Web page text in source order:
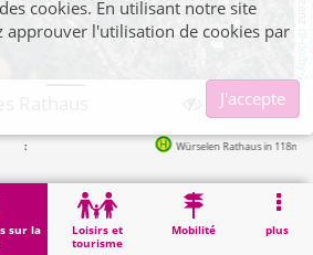
dl-de/by-2-0
sur la
Loisirs et
tourisme
Mobilité plus
Rathaus
Würselen Rathaus in 118m
Administration Würselen, Neues Rathaus
cookies. En utilisant notre site
approuver l'utilisation de cookies par
J'accepte